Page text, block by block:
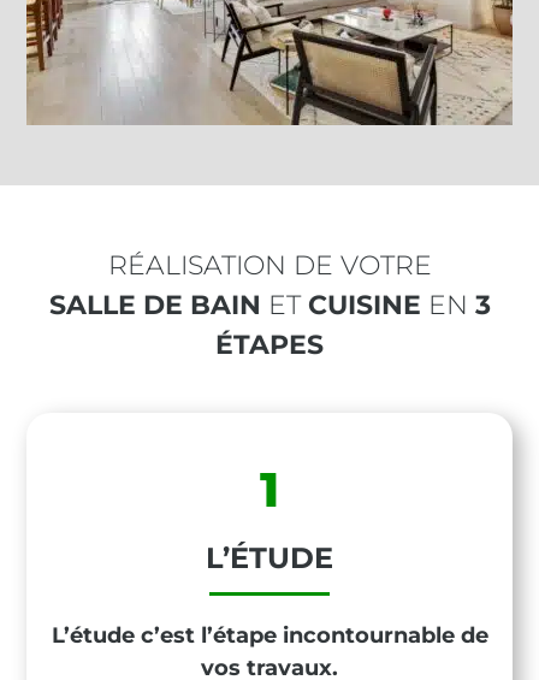
RÉALISATION DE VOTRE
SALLE DE BAIN ETCUISINE EN 3
ÉTAPES
1
L’ÉTUDE
L’étude c’est l’étape incontournable de
vos travaux.